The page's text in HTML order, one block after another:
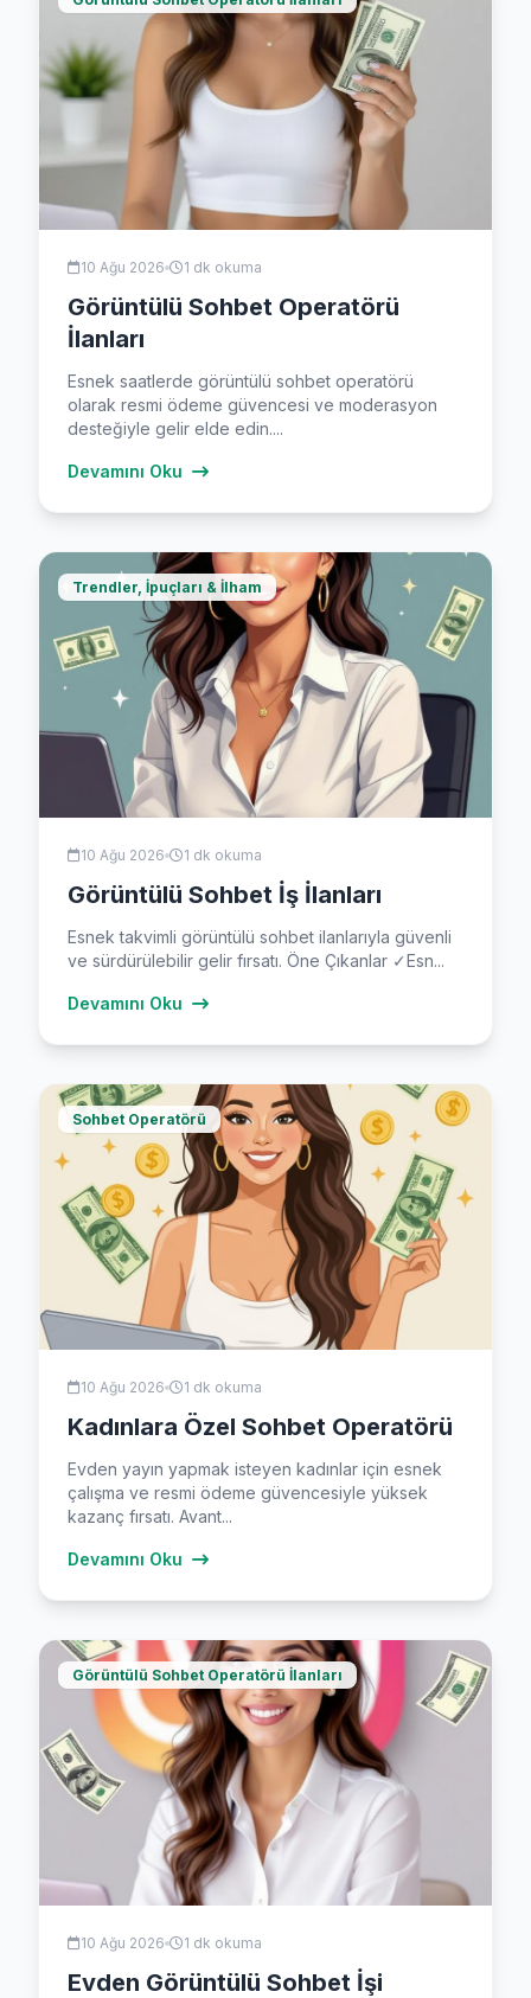
10 Ağu 2026 1 dk okuma
Görüntülü Sohbet Operatörü
İlanları
Esnek saatlerde görüntülü sohbet operatörü
olarak resmi ödeme güvencesi ve moderasyon
desteğiyle gelir elde edin....
Devamını Oku
Trendler, İpuçları & İlham
10 Ağu 2026 1 dk okuma
Görüntülü Sohbet İş İlanları
Esnek takvimli görüntülü sohbet ilanlarıyla güvenli
ve sürdürülebilir gelir fırsatı. Öne Çıkanlar ✓Esn...
Devamını Oku
Sohbet Operatörü
10 Ağu 2026 1 dk okuma
Kadınlara Özel Sohbet Operatörü
Evden yayın yapmak isteyen kadınlar için esnek
çalışma ve resmi ödeme güvencesiyle yüksek
kazanç fırsatı. Avant...
Devamını Oku
Görüntülü Sohbet Operatörü İlanları
10 Ağu 2026 1 dk okuma
Evden Görüntülü Sohbet İşi